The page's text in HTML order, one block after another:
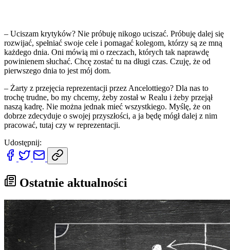
– Uciszam krytyków? Nie próbuję nikogo uciszać. Próbuję dalej się
rozwijać, spełniać swoje cele i pomagać kolegom, którzy są ze mną
każdego dnia. Oni mówią mi o rzeczach, których tak naprawdę
powinienem słuchać. Chcę zostać tu na długi czas. Czuję, że od
pierwszego dnia to jest mój dom.
– Żarty z przejęcia reprezentacji przez Ancelottiego? Dla nas to
trochę trudne, bo my chcemy, żeby został w Realu i żeby przejął
naszą kadrę. Nie można jednak mieć wszystkiego. Myślę, że on
dobrze zdecyduje o swojej przyszłości, a ja będę mógł dalej z nim
pracować, tutaj czy w reprezentacji.
Udostępnij:
Ostatnie aktualności